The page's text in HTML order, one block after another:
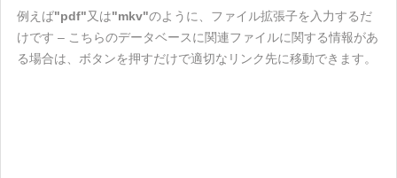
例えば"pdf"又は"mkv"のように、ファイル拡張子を入力するだ
けです – こちらのデータベースに関連ファイルに関する情報があ
る場合は、ボタンを押すだけで適切なリンク先に移動できます。